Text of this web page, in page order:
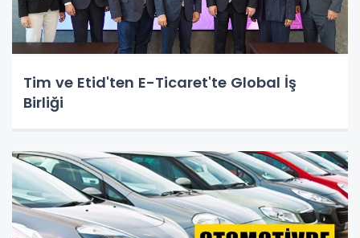
Tim ve Etid'ten E-Ticaret'te Global İş
Birliği